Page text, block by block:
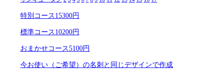
特別コース15300円
標準コース10200円
おまかせコース5100円
今お使い（ご希望）の名刺と同じデザインで作成